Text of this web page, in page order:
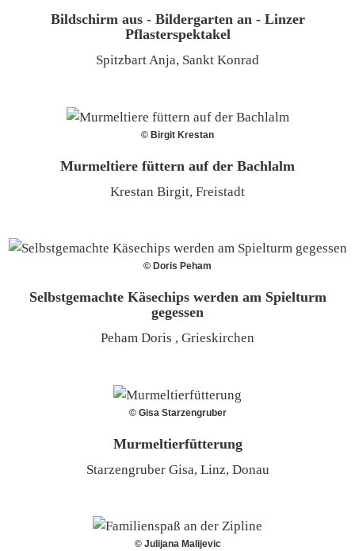
Bildschirm aus - Bildergarten an - Linzer
Pflasterspektakel
Spitzbart Anja, Sankt Konrad
© Birgit Krestan
Murmeltiere füttern auf der Bachlalm
Krestan Birgit, Freistadt
© Doris Peham
Selbstgemachte Käsechips werden am Spielturm
gegessen
Peham Doris , Grieskirchen
© Gisa Starzengruber
Murmeltierfütterung
Starzengruber Gisa, Linz, Donau
© Julijana Malijevic